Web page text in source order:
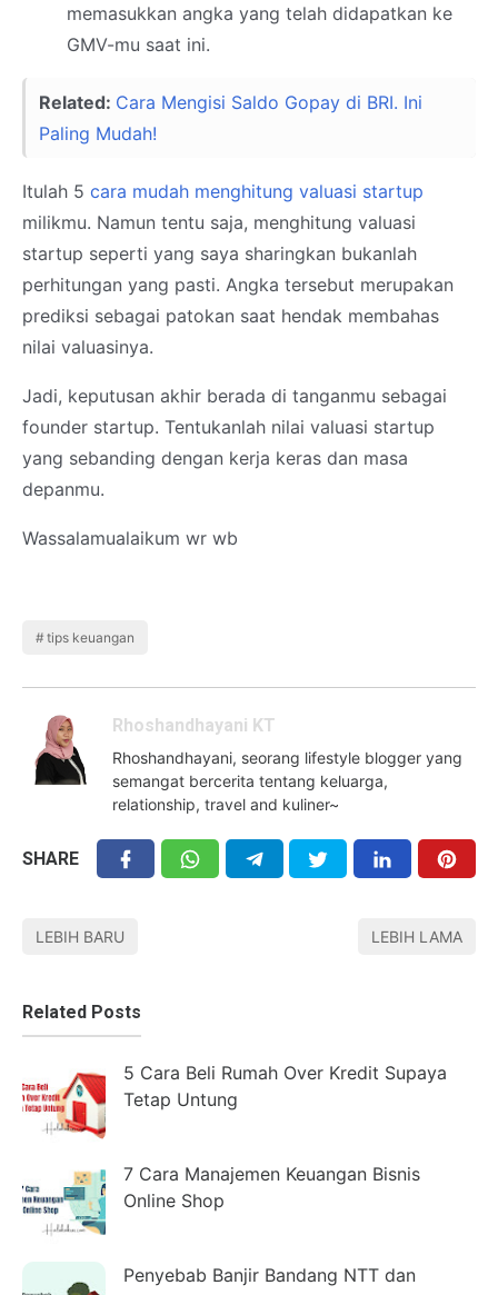
memasukkan angka yang telah didapatkan ke
GMV-mu saat ini.
Related: Cara Mengisi Saldo Gopay di BRI. Ini
Paling Mudah!
Itulah 5 cara mudah menghitung valuasi startup
milikmu. Namun tentu saja, menghitung valuasi
startup seperti yang saya sharingkan bukanlah
perhitungan yang pasti. Angka tersebut merupakan
prediksi sebagai patokan saat hendak membahas
nilai valuasinya.
Jadi, keputusan akhir berada di tanganmu sebagai
founder startup. Tentukanlah nilai valuasi startup
yang sebanding dengan kerja keras dan masa
depanmu.
Wassalamualaikum wr wb
tips keuangan
Rhoshandhayani KT
Rhoshandhayani, seorang lifestyle blogger yang
semangat bercerita tentang keluarga,
relationship, travel and kuliner~
SHARE
LEBIH BARU LEBIH LAMA
Related Posts
5 Cara Beli Rumah Over Kredit Supaya
Tetap Untung
7 Cara Manajemen Keuangan Bisnis
Online Shop
Penyebab Banjir Bandang NTT dan